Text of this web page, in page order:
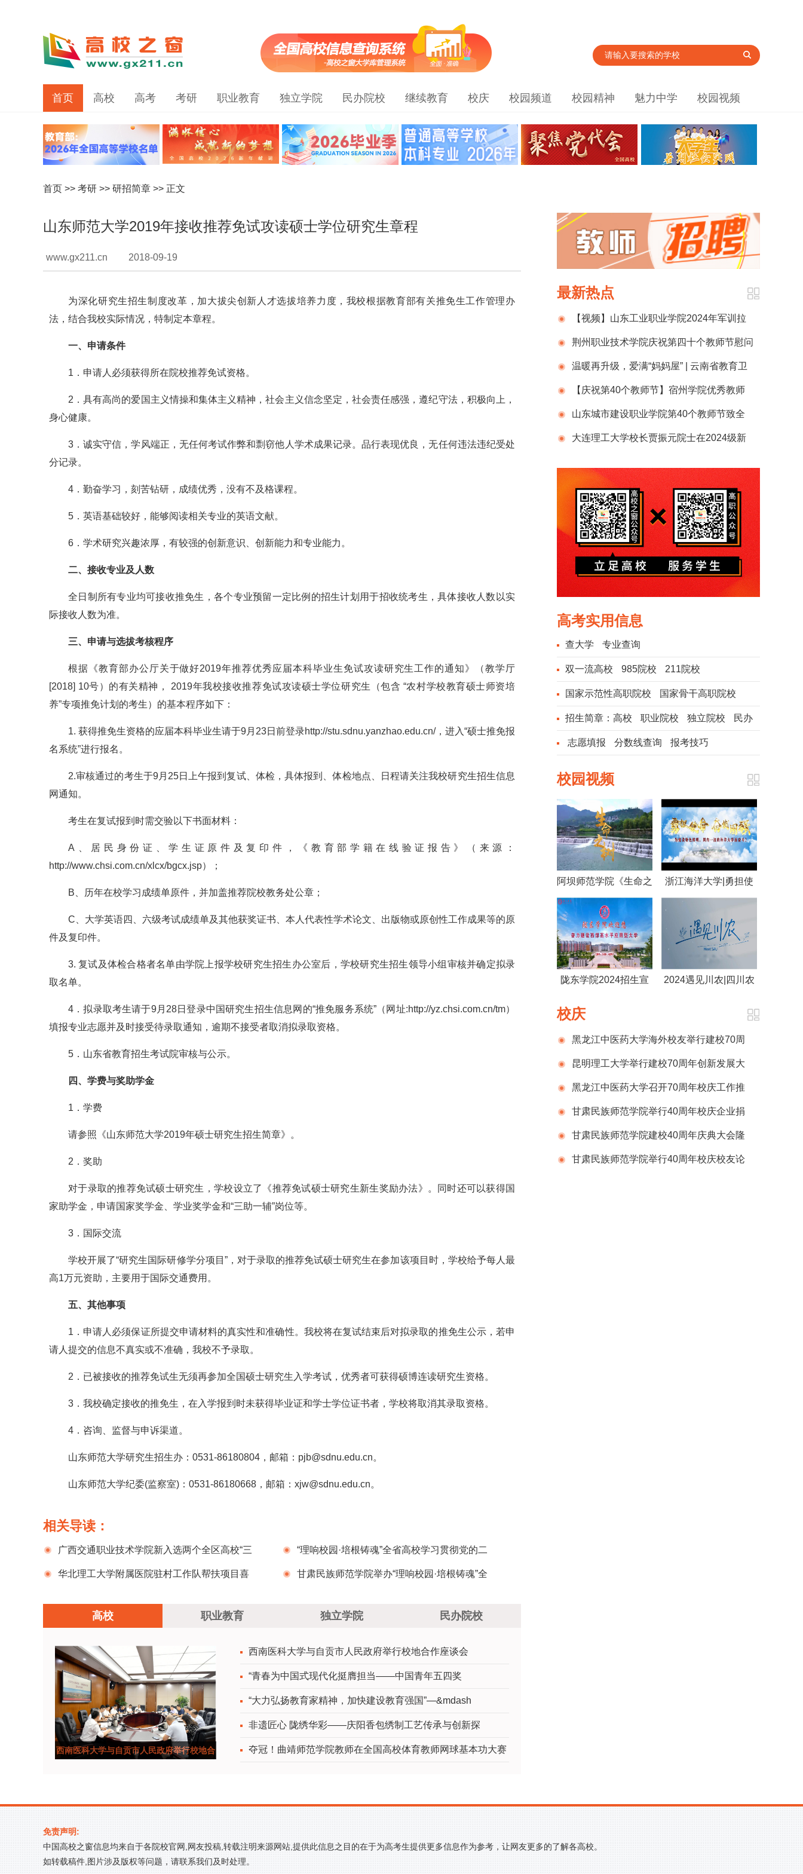
首页 高校 高考 考研 职业教育 独立学院 民办院校 继续教育 校庆 校园频道 校园精神 魅力中学 校园视频
首页 >> 考研 >> 研招简章 >> 正文
山东师范大学2019年接收推荐免试攻读硕士学位研究生章程
www.gx211.cn 2018-09-19
为深化研究生招生制度改革，加大拔尖创新人才选拔培养力度，我校根据教育部有关推免生工作管理办
法，结合我校实际情况，特制定本章程。
一、申请条件
1．申请人必须获得所在院校推荐免试资格。
2．具有高尚的爱国主义情操和集体主义精神，社会主义信念坚定，社会责任感强，遵纪守法，积极向上，
身心健康。
3．诚实守信，学风端正，无任何考试作弊和剽窃他人学术成果记录。品行表现优良，无任何违法违纪受处
分记录。
4．勤奋学习，刻苦钻研，成绩优秀，没有不及格课程。
5．英语基础较好，能够阅读相关专业的英语文献。
6．学术研究兴趣浓厚，有较强的创新意识、创新能力和专业能力。
二、接收专业及人数
全日制所有专业均可接收推免生，各个专业预留一定比例的招生计划用于招收统考生，具体接收人数以实
际接收人数为准。
三、申请与选拔考核程序
根据《教育部办公厅关于做好2019年推荐优秀应届本科毕业生免试攻读研究生工作的通知》（教学厅
[2018] 10号）的有关精神， 2019年我校接收推荐免试攻读硕士学位研究生（包含 “农村学校教育硕士师资培
养”专项推免计划的考生）的基本程序如下：
1. 获得推免生资格的应届本科毕业生请于9月23日前登录http://stu.sdnu.yanzhao.edu.cn/，进入“硕士推免报
名系统”进行报名。
2.审核通过的考生于9月25日上午报到复试、体检，具体报到、体检地点、日程请关注我校研究生招生信息
网通知。
考生在复试报到时需交验以下书面材料：
A、居民身份证、学生证原件及复印件，《教育部学籍在线验证报告》（来源：
http://www.chsi.com.cn/xlcx/bgcx.jsp）；
B、历年在校学习成绩单原件，并加盖推荐院校教务处公章；
C、大学英语四、六级考试成绩单及其他获奖证书、本人代表性学术论文、出版物或原创性工作成果等的原
件及复印件。
3. 复试及体检合格者名单由学院上报学校研究生招生办公室后，学校研究生招生领导小组审核并确定拟录
取名单。
4．拟录取考生请于9月28日登录中国研究生招生信息网的“推免服务系统”（网址:http://yz.chsi.com.cn/tm）
填报专业志愿并及时接受待录取通知，逾期不接受者取消拟录取资格。
5．山东省教育招生考试院审核与公示。
四、学费与奖助学金
1．学费
请参照《山东师范大学2019年硕士研究生招生简章》。
2．奖助
对于录取的推荐免试硕士研究生，学校设立了《推荐免试硕士研究生新生奖励办法》。同时还可以获得国
家助学金，申请国家奖学金、学业奖学金和“三助一辅”岗位等。
3．国际交流
学校开展了“研究生国际研修学分项目”，对于录取的推荐免试硕士研究生在参加该项目时，学校给予每人最
高1万元资助，主要用于国际交通费用。
五、其他事项
1．申请人必须保证所提交申请材料的真实性和准确性。我校将在复试结束后对拟录取的推免生公示，若申
请人提交的信息不真实或不准确，我校不予录取。
2．已被接收的推荐免试生无须再参加全国硕士研究生入学考试，优秀者可获得硕博连读研究生资格。
3．我校确定接收的推免生，在入学报到时未获得毕业证和学士学位证书者，学校将取消其录取资格。
4．咨询、监督与申诉渠道。
山东师范大学研究生招生办：0531-86180804，邮箱：pjb@sdnu.edu.cn。
山东师范大学纪委(监察室)：0531-86180668，邮箱：xjw@sdnu.edu.cn。
相关导读：
广西交通职业技术学院新入选两个全区高校“三
全育人”综合改革示范院系
“理响校园·培根铸魂”全省高校学习贯彻党的二
十届三中全会精神省级示范宣讲报告会在陇东学
华北理工大学附属医院驻村工作队帮扶项目喜 甘肃民族师范学院举办“理响校园·培根铸魂”全
范宣讲报告会
高校 职业教育 独立学院 民办院校
西南医科大学与自贡市人民政府举行校地合
西南医科大学与自贡市人民政府举行校地合作座谈会
“青春为中国式现代化挺膺担当——中国青年五四奖
“大力弘扬教育家精神，加快建设教育强国”—&mdash
非遗匠心 陇绣华彩——庆阳香包绣制工艺传承与创新探
夺冠！曲靖师范学院教师在全国高校体育教师网球基本功大赛
最新热点
【视频】山东工业职业学院2024年军训拉
练 荆州职业技术学院庆祝第四十个教师节慰问
信 温暖再升级，爱满“妈妈屋” | 云南省教育卫
生科研工会‘爱心妈妈屋’星级复核引领服务升级
【庆祝第40个教师节】宿州学院优秀教师
风采（一）
山东城市建设职业学院第40个教师节致全
校教师和家属的一封信
大连理工大学校长贾振元院士在2024级新
高考实用信息
查大学 专业查询
双一流高校 985院校 211院校
国家示范性高职院校 国家骨干高职院校
招生简章： 高校 职业院校 独立院校 民办
院校志愿填报 分数线查询 报考技巧
校园视频
阿坝师范学院《生命之
树》
浙江海洋大学|勇担使
色鲜明，国内一流的海
洋大学而奋斗！
陇东学院2024招生宣 2024遇见川农|四川农
校庆
黑龙江中医药大学海外校友举行建校70周
年庆祝活动
昆明理工大学举行建校70周年创新发展大
会 黑龙江中医药大学召开70周年校庆工作推
进会议甘肃民族师范学院举行40周年校庆企业捐
赠仪式甘肃民族师范学院建校40周年庆典大会隆
重举行甘肃民族师范学院举行40周年校庆校友论
免责声明:
中国高校之窗信息均来自于各院校官网,网友投稿,转载注明来源网站,提供此信息之目的在于为高考生提供更多信息作为参考，让网友更多的了解各高校。
如转载稿件,图片涉及版权等问题，请联系我们及时处理。